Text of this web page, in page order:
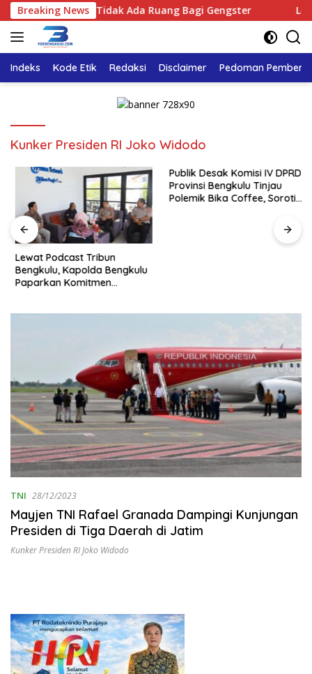
Langsung
ke
konten
Breaking News
Tegaskan : Tidak Ada Ruang Bagi Gengster Lewat
Indeks Kode Etik Redaksi Disclaimer Pedoman
Kunker Presiden RI Joko Widodo
Lewat Podcast Tribun
Bengkulu, Kapolda Bengkulu
Paparkan Komitmen
Publik Desak Komisi IV DPRD
Provinsi Bengkulu Tinjau
Polemik Bika Coffee, Soroti
TNI 28/12/2023
Mayjen TNI Rafael Granada Dampingi Kunjungan
Presiden di Tiga Daerah di Jatim
Kunker Presiden RI Joko Widodo